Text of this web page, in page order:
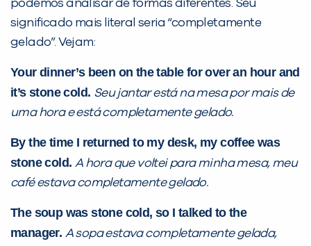
podemos analisar de formas diferentes. Seu
significado mais literal seria “completamente
gelado”. Vejam:
Your dinner’s been on the table for over an hour and
it’s stone cold. Seu jantar está na mesa por mais de
uma hora e está completamente gelado.
By the time I returned to my desk, my coffee was
stone cold. A hora que voltei para minha mesa, meu
café estava completamente gelado.
The soup was stone cold, so I talked to the
manager. A sopa estava completamente gelada,
PEÇA UMA DEMONSTRAÇÃO DE MÉTODO
Não encontramos nenhuma unidade
inFlux nesta cidade ou bairro que
você digitou.